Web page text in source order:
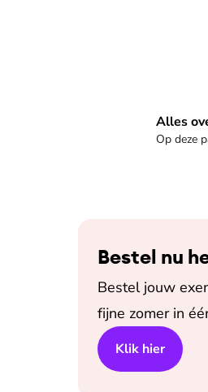
Alles
Op deze
Veelgestelde vragen
Bestel nu
Bestel jouw
fijne zomer in
Klik hier